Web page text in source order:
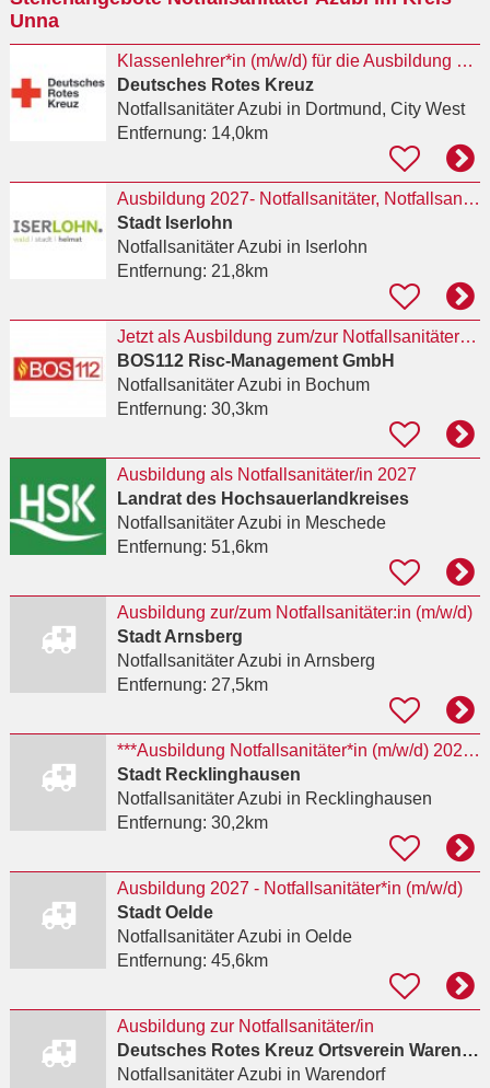
Unna
Klassenlehrer*in (m/w/d) für die Ausbildung von Notfallsanitäter*innen
Deutsches Rotes Kreuz
Notfallsanitäter Azubi in Dortmund, City West
Entfernung: 14,0km
Ausbildung 2027- Notfallsanitäter, Notfallsanitäterin (m/w/d)
Stadt Iserlohn
Notfallsanitäter Azubi in Iserlohn
Entfernung: 21,8km
Jetzt als Ausbildung zum/zur Notfallsanitäter:in (Vollzeit) in 44787 Bochum bewerben
BOS112 Risc-Management GmbH
Notfallsanitäter Azubi in Bochum
Entfernung: 30,3km
Ausbildung als Notfallsanitäter/in 2027
Landrat des Hochsauerlandkreises
Notfallsanitäter Azubi in Meschede
Entfernung: 51,6km
Ausbildung zur/zum Notfallsanitäter:in (m/w/d)
Stadt Arnsberg
Notfallsanitäter Azubi in Arnsberg
Entfernung: 27,5km
***Ausbildung Notfallsanitäter*in (m/w/d) 2027 ***
Stadt Recklinghausen
Notfallsanitäter Azubi in Recklinghausen
Entfernung: 30,2km
Ausbildung 2027 - Notfallsanitäter*in (m/w/d)
Stadt Oelde
Notfallsanitäter Azubi in Oelde
Entfernung: 45,6km
Ausbildung zur Notfallsanitäter/in
Deutsches Rotes Kreuz Ortsverein Warendorf e.V.
Notfallsanitäter Azubi in Warendorf